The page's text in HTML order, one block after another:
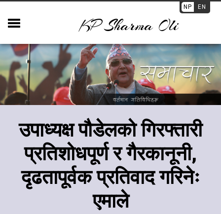
NP EN
KP Sharma Oli
उपाध्यक्ष पौडेलको गिरफ्तारी
प्रतिशोधपूर्ण र गैरकानूनी,
दृढतापूर्वक प्रतिवाद गरिनेः
एमाले